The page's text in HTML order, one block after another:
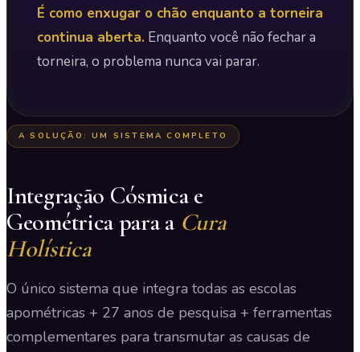
É como enxugar o chão enquanto a torneira
continua aberta. Enquanto você não fechar a
torneira, o problema nunca vai parar.
A SOLUÇÃO: UM SISTEMA COMPLETO
Integração Cósmica e
Geométrica para a Cura
Holística
O único sistema que integra todas as escolas
apométricas + 27 anos de pesquisa + ferramentas
complementares para transmutar as causas de